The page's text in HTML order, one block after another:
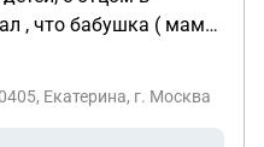
, что бабушка ( мама
вещи, обзывает
при детях. У
Екатерина, г. Москва